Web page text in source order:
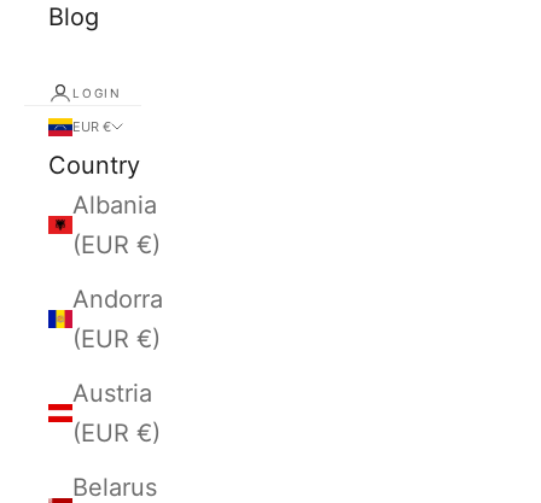
Blog
LOGIN
EUR €
Country
Albania
(EUR €)
Andorra
(EUR €)
Austria
(EUR €)
Belarus